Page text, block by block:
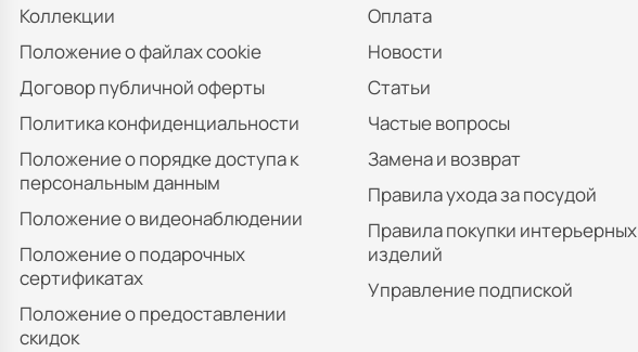
Коллекции
Положение о файлах cookie
Договор публичной оферты
Политика конфиденциальности
Положение о порядке доступа к
персональным данным
Положение о видеонаблюдении
Положение о подарочных
сертификатах
Положение о предоставлении
скидок
Оплата
Новости
Статьи
Частые вопросы
Замена и возврат
Правила ухода за посудой
Правила покупки интерьерных
изделий
Управление подпиской